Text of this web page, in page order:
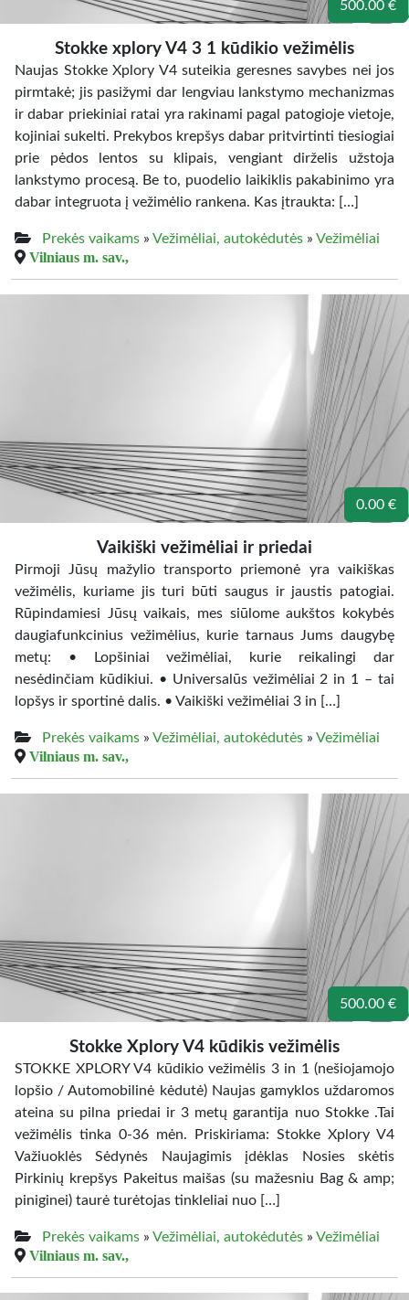
500.00 €
Stokke xplory V4 3 1 kūdikio vežimėlis
Naujas Stokke Xplory V4 suteikia geresnes savybes nei jos
pirmtakė; jis pasižymi dar lengviau lankstymo mechanizmas
ir dabar priekiniai ratai yra rakinami pagal patogioje vietoje,
kojiniai sukelti. Prekybos krepšys dabar pritvirtinti tiesiogiai
prie pėdos lentos su klipais, vengiant dirželis užstoja
lankstymo procesą. Be to, puodelio laikiklis pakabinimo yra
dabar integruota į vežimėlio rankena. Kas įtraukta: […]
Prekės vaikams » Vežimėliai, autokėdutės » Vežimėliai
Vilniaus m. sav.,
0.00 €
Vaikiški vežimėliai ir priedai
Pirmoji Jūsų mažylio transporto priemonė yra vaikiškas
vežimėlis, kuriame jis turi būti saugus ir jaustis patogiai.
Rūpindamiesi Jūsų vaikais, mes siūlome aukštos kokybės
daugiafunkcinius vežimėlius, kurie tarnaus Jums daugybę
metų: • Lopšiniai vežimėliai, kurie reikalingi dar
nesėdinčiam kūdikiui. • Universalūs vežimėliai 2 in 1 – tai
lopšys ir sportinė dalis. • Vaikiški vežimėliai 3 in […]
Prekės vaikams » Vežimėliai, autokėdutės » Vežimėliai
Vilniaus m. sav.,
500.00 €
Stokke Xplory V4 kūdikis vežimėlis
STOKKE XPLORY V4 kūdikio vežimėlis 3 in 1 (nešiojamojo
lopšio / Automobilinė kėdutė) Naujas gamyklos uždaromos
ateina su pilna priedai ir 3 metų garantija nuo Stokke .Tai
vežimėlis tinka 0-36 mėn. Priskiriama: Stokke Xplory V4
Važiuoklės Sėdynės Naujagimis įdėklas Nosies skėtis
Pirkinių krepšys Pakeitus maišas (su mažesniu Bag & amp;
piniginei) taurė turėtojas tinkleliai nuo […]
Prekės vaikams » Vežimėliai, autokėdutės » Vežimėliai
Vilniaus m. sav.,